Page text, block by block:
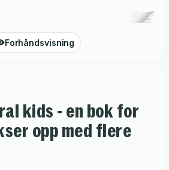
Forhåndsvisning
kids - en bok for
opp med flere